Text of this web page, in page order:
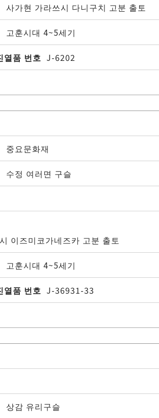
사가현 가라쓰시 다니구치 고분 출토
고훈시대 4~5세기
열품 번호 J-6202
중요문화재
수정 여러면 구슬
이즈미코가네즈카 고분 출토
고훈시대 4~5세기
열품 번호 J-36931-33
상감 유리구슬